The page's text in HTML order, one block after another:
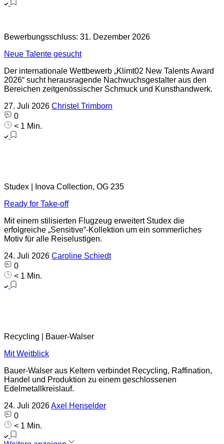
Bewerbungsschluss: 31. Dezember 2026
Neue Talente gesucht
Der internationale Wettbewerb „Klimt02 New Talents Award
2026“ sucht herausragende Nachwuchsgestalter aus den
Bereichen zeitgenössischer Schmuck und Kunsthandwerk.
27. Juli 2026 Christel Trimborn
0
< 1 Min.
Studex | Inova Collection, OG 235
Ready for Take-off
Mit einem stilisierten Flugzeug erweitert Studex die
erfolgreiche „Sensitive“-Kollektion um ein sommerliches
Motiv für alle Reiselustigen.
24. Juli 2026 Caroline Schiedt
0
< 1 Min.
Recycling | Bauer-Walser
Mit Weitblick
Bauer-Walser aus Keltern verbindet Recycling, Raffination,
Handel und Produktion zu einem geschlossenen
Edelmetallkreislauf.
24. Juli 2026Axel Henselder
0
< 1 Min.